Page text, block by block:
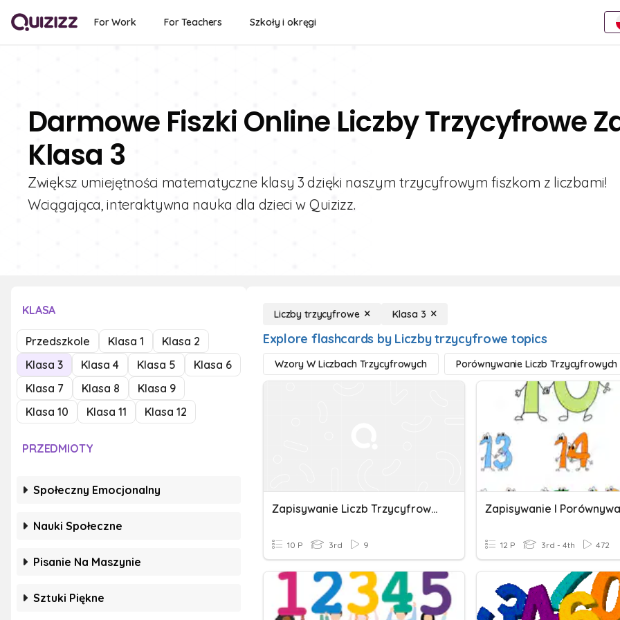
For Work For Teachers Szkoły i okręgi
Darmowe Fiszki Online Liczby Trzycyfrowe
Klasa 3
Zwiększ umiejętności matematyczne klasy 3 dzięki naszym trzycyfrowym fiszkom z liczbami!
Wciągająca, interaktywna nauka dla dzieci w Quizizz.
KLASA
Przedszkole Klasa 1
Klasa 2
Klasa 3
Klasa 4 Klasa 5
Klasa 6
Klasa 7
Klasa 8
Klasa 9
Klasa 10
Klasa 11 Klasa 12
PRZEDMIOTY
Społeczny Emocjonalny
Nauki Społeczne
Pisanie Na Maszynie
Sztuki Piękne
Liczby trzycyfrowe Klasa 3
Explore flashcards by Liczby trzycyfrowe topics
Wzory W Liczbach Trzycyfrowych Porównywanie Liczb Trzycyfrowych
Zapisywanie Liczb Trzycyfrowych
10 P 3rd 9 12 P 3rd - 4th 472